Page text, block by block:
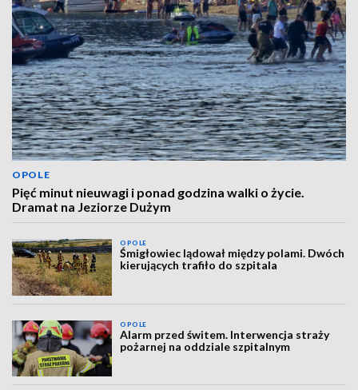
OPOLE
Pięć minut nieuwagi i ponad godzina walki o życie.
Dramat na Jeziorze Dużym
OPOLE
Śmigłowiec lądował między polami. Dwóch
kierujących trafiło do szpitala
OPOLE
Alarm przed świtem. Interwencja straży
pożarnej na oddziale szpitalnym